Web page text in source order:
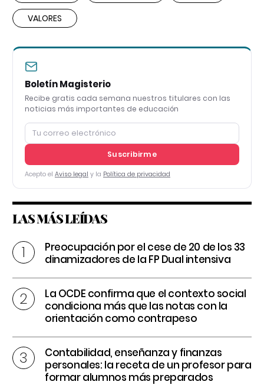
VALORES
Boletín Magisterio
Recibe gratis cada semana nuestros titulares con las
noticias más importantes de educación
Suscribirme
Acepto el Aviso legal y la Política de privacidad
LAS MÁS LEÍDAS
Preocupación por el cese de 20 de los 33
dinamizadores de la FP Dual intensiva
La OCDE confirma que el contexto social
condiciona más que las notas con la
orientación como contrapeso
Contabilidad, enseñanza y finanzas
personales: la receta de un profesor para
formar alumnos más preparados